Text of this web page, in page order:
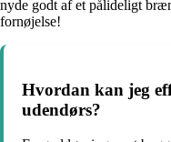
nyde godt af et pålideligt
fornøjelse!
Hvordan kan jeg
udendørs?